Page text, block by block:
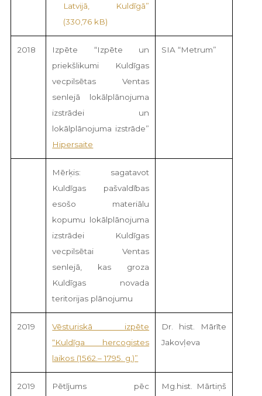
Latvijā, Kuldīgā”
2018
Izpēte “Izpēte un
priekšlikumi Kuldīgas
vecpilsētas Ventas
senlejā lokālplānojuma
izstrādei un
lokālplānojuma izstrāde”
Hipersaite
SIA “Metrum”
Mērķis: sagatavot
Kuldīgas pašvaldības
esošo materiālu
kopumu lokālplānojuma
izstrādei Kuldīgas
vecpilsētai Ventas
senlejā, kas groza
Kuldīgas novada
teritorijas plānojumu
2019
Vēsturiskā izpēte
“Kuldīga hercogistes
laikos (1562.– 1795. g.)”
Dr. hist. Mārīte
Jakovļeva
2019
Pētījums pēc
Mg.hist. Mārtiņš